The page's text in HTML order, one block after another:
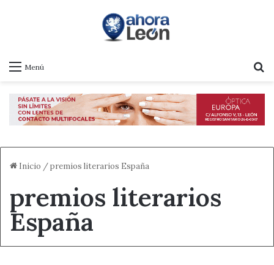
Menú
Inicio /premios literarios España
premios literarios
España